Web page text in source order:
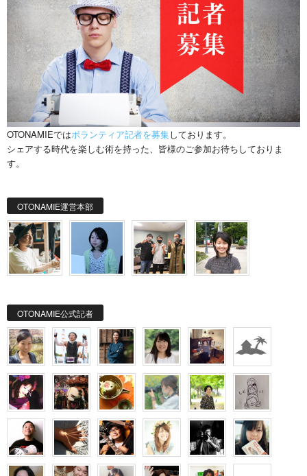
OTONAMIEではボランティア記者を募集しております。
シェアする時代を楽しむ術を持った、皆様のご参加お待ちしておりま
す。
OTONAMIE運営本部
OTONAMIE公式記者